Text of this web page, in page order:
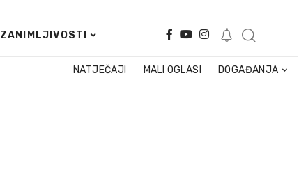
ZANIMLJIVOSTI
NATJEČAJI MALI OGLASI DOGAĐANJA